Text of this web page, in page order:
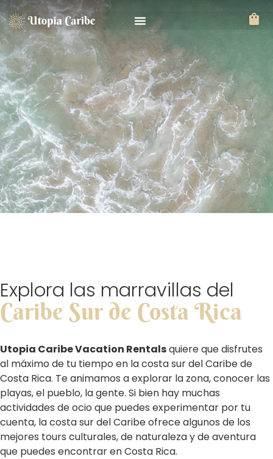
Explora las marravillas del
Caribe Sur de Costa Rica
Utopia Caribe Vacation Rentalsquiere que disfrutes
al máximo de tu tiempo en la costa sur del Caribe de
Costa Rica. Te animamos a explorar la zona, conocer las
playas, el pueblo, la gente. Si bien hay muchas
actividades de ocio que puedes experimentar por tu
cuenta, la costa sur del Caribe ofrece algunos de los
mejores tours culturales, de naturaleza y de aventura
que puedes encontrar en Costa Rica.